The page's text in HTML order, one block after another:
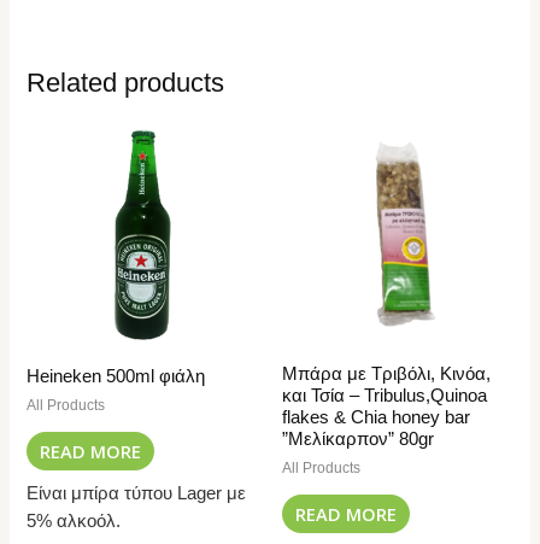
Related products
Heineken 500ml φιάλη
All Products
READ MORE
Είναι μπίρα τύπου Lager με
5% αλκοόλ.
Μπάρα με Τριβόλι, Κινόα,
και Τσία – Tribulus,Quinoa
flakes & Chia honey bar
”Μελίκαρπον” 80gr
All Products
READ MORE